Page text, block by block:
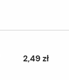
2,49 zł